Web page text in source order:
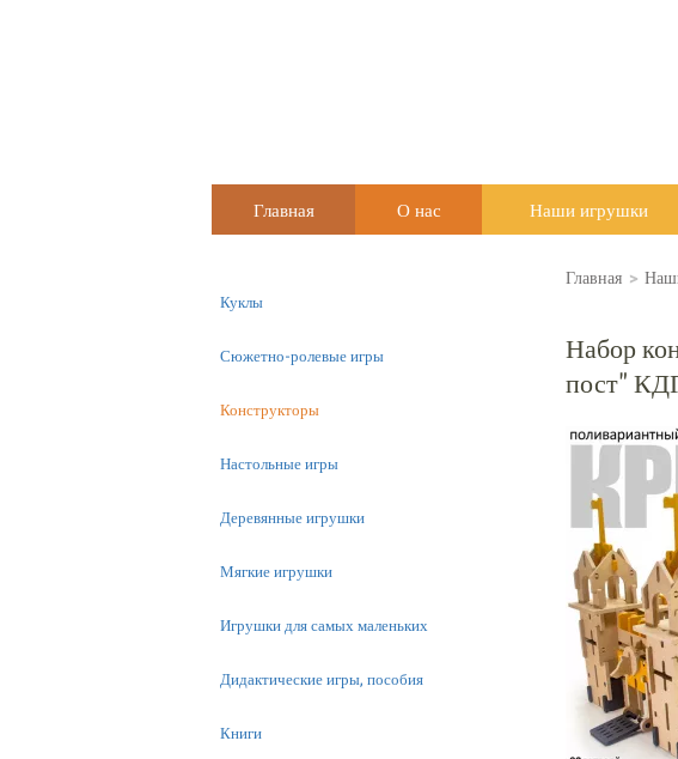
Главная О нас Наши игрушки
Главная >
Набор
пост"
Куклы
Сюжетно-ролевые игры
Конструкторы
Настольные игры
Деревянные игрушки
Мягкие игрушки
Игрушки для самых маленьких
Дидактические игры, пособия
Книги